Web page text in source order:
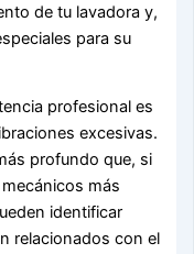
de tu lavadora y,
para su
profesional es
excesivas.
profundo que, si
más
identificar
relacionados con el